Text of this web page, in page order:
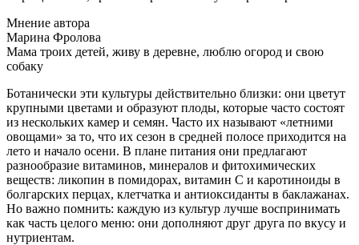
Мнение автора
Марина Фролова
Мама троих детей, живу в деревне, люблю огород и свою
собаку
Ботанически эти культуры действительно близки: они цветут
крупными цветами и образуют плоды, которые часто состоят
из нескольких камер и семян. Часто их называют «летними
овощами» за то, что их сезон в средней полосе приходится на
лето и начало осени. В плане питания они предлагают
разнообразие витаминов, минералов и фитохимических
веществ: ликопин в помидорах, витамин С и каротиноиды в
болгарских перцах, клетчатка и антиоксиданты в баклажанах.
Но важно помнить: каждую из культур лучше воспринимать
как часть целого меню: они дополняют друг друга по вкусу и
нутриентам.